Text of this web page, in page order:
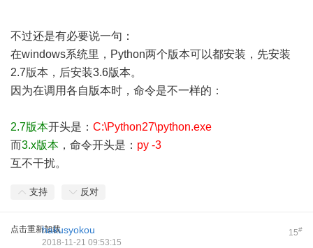
不过还是有必要说一句：
在windows系统里，Python两个版本可以都安装，先安装
2.7版本 ，后安装3.6版本。
因为在调用各自版本时，命令是不一样的：
2.7版本开头是： C:\Python27\python.exe
而3.x版本 ，命令开头是： py -3
互不干扰。
支持 反对
点击重新加载 15#
hakusyokou
2018-11-21 09:53:15